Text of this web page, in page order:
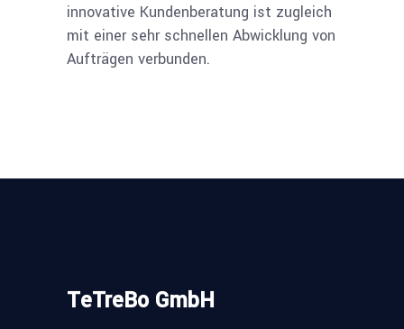
innovative Kundenberatung ist zugleich
mit einer sehr schnellen Abwicklung von
Aufträgen verbunden.
TeTreBo GmbH